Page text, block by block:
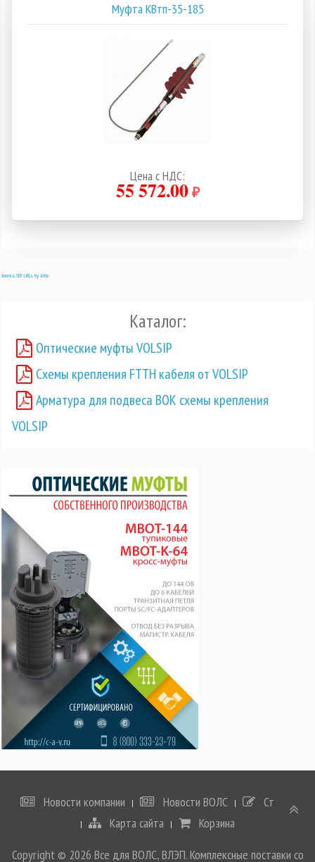
Муфта КВтп-35-185
Цена с НДС:
55 572.00₽
Joomla SEF URLs by Artio
Каталог:
Оптические муфты VOLSIP
Схемы крепления FTTH кабеля от VOLSIP
Арматура для подвеса ВОК схемы крепления
VOLSIP
Новости компании Новости ВОЛС
Статьи
Карта сайта
Корзина
Copyright © 2026 Все для ВОЛС, ВЛЭП. Комплексные поставки со